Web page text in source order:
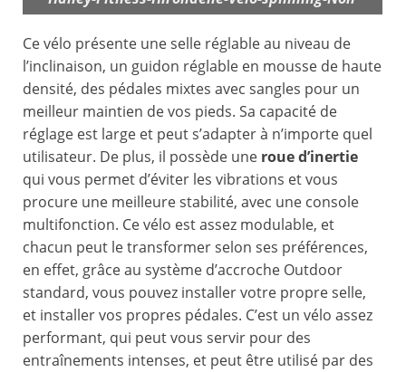
Ce vélo présente une selle réglable au niveau de
l’inclinaison, un guidon réglable en mousse de haute
densité, des pédales mixtes avec sangles pour un
meilleur maintien de vos pieds. Sa capacité de
réglage est large et peut s’adapter à n’importe quel
utilisateur. De plus, il possède une roue d’inertie
qui vous permet d’éviter les vibrations et vous
procure une meilleure stabilité, avec une console
multifonction. Ce vélo est assez modulable, et
chacun peut le transformer selon ses préférences,
en effet, grâce au système d’accroche Outdoor
standard, vous pouvez installer votre propre selle,
et installer vos propres pédales. C’est un vélo assez
performant, qui peut vous servir pour des
entraînements intenses, et peut être utilisé par des